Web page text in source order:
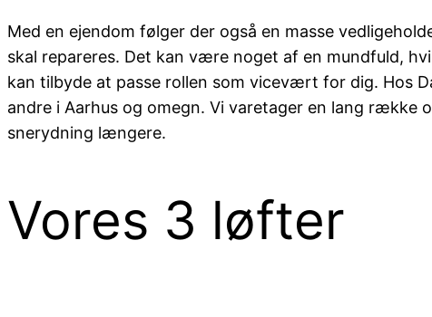
Med en ejendom følger der også en masse
skal repareres. Det kan være noget af en mundfuld,
kan tilbyde at passe rollen som vicevært for dig. Hos
andre i Aarhus og omegn. Vi varetager en lang række
snerydning længere.
Vores 3 løfter